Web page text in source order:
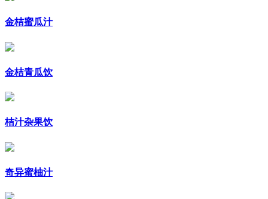
金桔蜜瓜汁
金桔青瓜饮
桔汁杂果饮
奇异蜜柚汁